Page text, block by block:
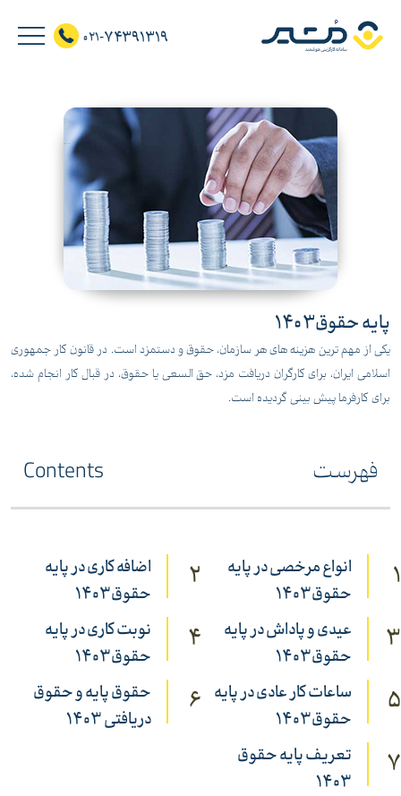
021-74391319
پایه حقوق1403
یکی از مهم ترین هزینه های هر سازمان، حقوق و دستمزد است. در قانون کار جمهوری
اسلامی ایران، برای کارگران دریافت مزد، حق السعی یا حقوق، در قبال کار انجام شده،
برای کارفرما پیش بینی گردیده است.
فهرست Contents
1
انواع مرخصی در پایه
حقوق1403
2
اضافه کاری در پایه
حقوق1403
3
عیدی و پاداش در پایه
حقوق1403
4
نوبت کاری در پایه
حقوق1403
5
ساعات کار عادی در پایه
حقوق1403
6
حقوق پایه و حقوق
دریافتی 1403
7
تعریف پایه حقوق
1403